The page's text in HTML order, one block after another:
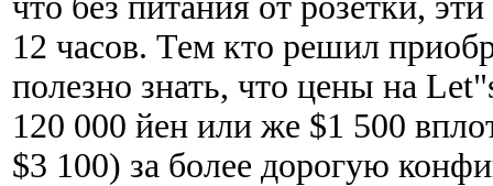
12 часов. Тем кто решил
полезно знать, что цены на
120 000 йен или же $1 500
$3 100) за более дорогую